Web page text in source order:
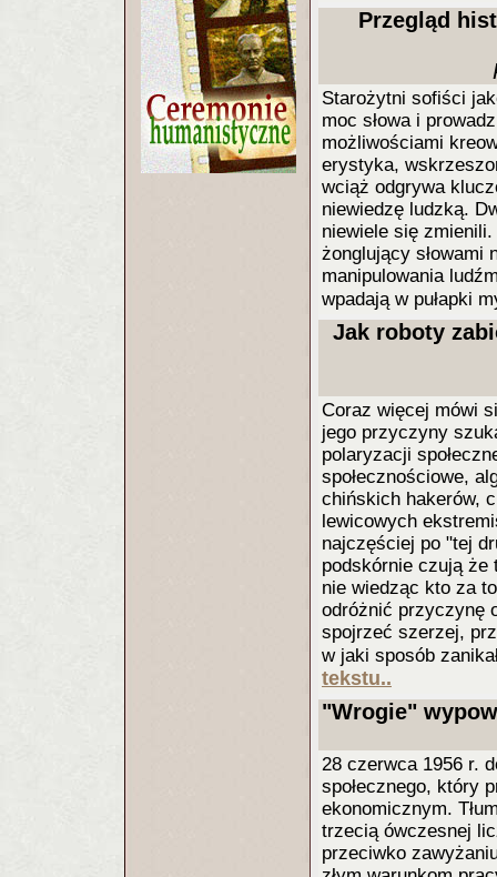
Przegląd
Starożytni sofiści
moc słowa i
możliwościami
erystyka,
wciąż odgrywa
niewiedzę ludzką.
niewiele się
żonglujący słowami
manipulowania
wpadają w pułapki
Jak roboty
Coraz więcej mówi
jego przyczyny
polaryzacji
społecznościowe,
chińskich hakerów,
lewicowych
najczęściej po "tej
podskórnie czują że
nie wiedząc kto za
odróżnić przyczynę
spojrzeć szerzej,
w jaki sposób
tekstu..
"Wrogie"
28 czerwca 1956 r.
społecznego, który
ekonomicznym.
trzecią ówczesnej
przeciwko